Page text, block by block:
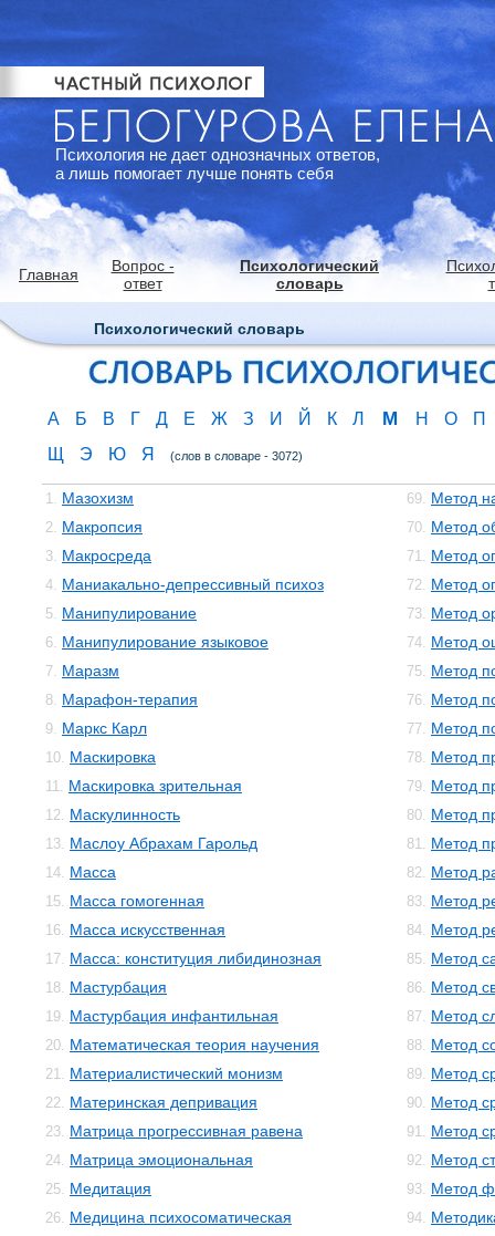
Психология не дает однозначных ответов,
а лишь помогает лучше понять себя
Главная
Вопрос -
ответ
Психологический
словарь
Психологический словарь
А Б В Г Д Е Ж З И Й К Л М Н О
П
Щ
Э Ю Я (слов в словаре - 3072)
1. Мазохизм
2. Макропсия
3. Макросреда
4. Маниакально-депрессивный психоз
5. Манипулирование
6. Манипулирование языковое
7. Маразм
8. Марафон-терапия
9. Маркс Карл
10. Маскировка
11. Маскировка зрительная
12. Маскулинность
13. Маслоу Абрахам Гарольд
14. Масса
15. Масса гомогенная
16. Масса искусственная
17. Масса: конституция либидинозная
18. Мастурбация
19. Мастурбация инфантильная
20. Математическая теория научения
21. Материалистический монизм
22. Материнская депривация
23. Матрица прогрессивная равена
24. Матрица эмоциональная
25. Медитация
26. Медицина психосоматическая
69. Метод
70. Метод
71. Метод
72. Метод
73. Метод
74. Метод
75. Метод
76. Метод
77. Метод
78. Метод
79. Метод
80. Метод
81. Метод
82. Метод
83. Метод
84. Метод
85. Метод
86. Метод
87. Метод
88. Метод
89. Метод
90. Метод
91. Метод
92. Метод
93. Метод
94.